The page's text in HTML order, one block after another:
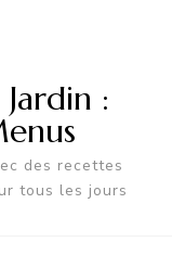
:
des recettes
tous les jours